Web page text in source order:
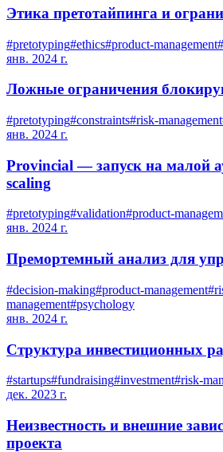
Этика претотайпинга и
#pretotyping#ethics#product-management#
янв. 2024 г.
Ложные ограничения
#pretotyping#constraints#risk-management
янв. 2024 г.
Provincial — запуск на малой
scaling
#pretotyping#validation#product-
янв. 2024 г.
Премортемный анализ для
#decision-making#product-management#
management#psychology
янв. 2024 г.
Структура инвестиционных
#startups#fundraising#investment#risk-
дек. 2023 г.
Неизвестность и внешние
проекта